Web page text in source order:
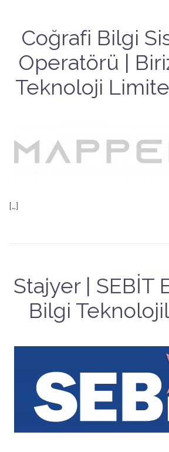
Coğrafi Bilgi
Operatörü |
Teknoloji
[…]
Stajyer | SEBİT
Bilgi